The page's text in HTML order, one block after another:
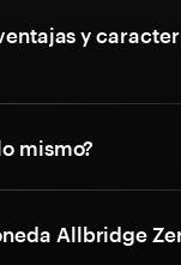
y
mismo?
Allbridge